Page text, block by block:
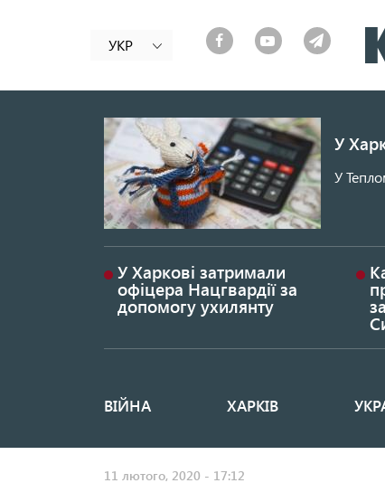
УКР
У
У
У Харкові затримали
офіцера Нацгвардії за
допомогу ухилянту
Основная
ВІЙНА ХАРКІВ
11 лютого, 2020 - 17:12